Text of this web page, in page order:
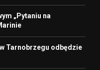
„Pytaniu na
Tarnobrzegu odbędzie